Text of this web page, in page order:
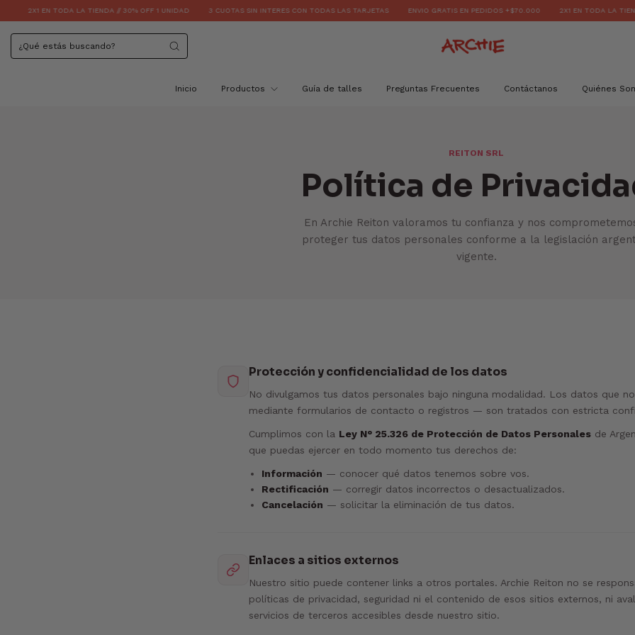
EN TODA LA TIENDA // 30% OFF 1 UNIDAD 3 CUOTAS SIN INTERES CON TODAS LAS TARJETAS ENVIO GRATIS EN PEDIDOS +$70.000 2X1 EN TODA LA TIENDA //
Inicio Productos Guía de talles Preguntas Frecuentes Contáctanos Quiénes
REITON SRL
Política de
En Archie Reiton valoramos tu confianza y nos
proteger tus datos personales conforme a la legislación
vigente.
Protección y confidencialidad de los datos
No divulgamos tus datos personales bajo ninguna modalidad. Los datos que
mediante formularios de contacto o registros — son tratados con estricta
Cumplimos con la Ley N° 25.326 de Protección de Datos Personales de
que puedas ejercer en todo momento tus derechos de:
Información — conocer qué datos tenemos sobre vos.
Rectificación — corregir datos incorrectos o desactualizados.
Cancelación — solicitar la eliminación de tus datos.
Enlaces a sitios externos
Nuestro sitio puede contener links a otros portales. Archie Reiton no se
políticas de privacidad, seguridad ni el contenido de esos sitios externos, ni
servicios de terceros accesibles desde nuestro sitio.